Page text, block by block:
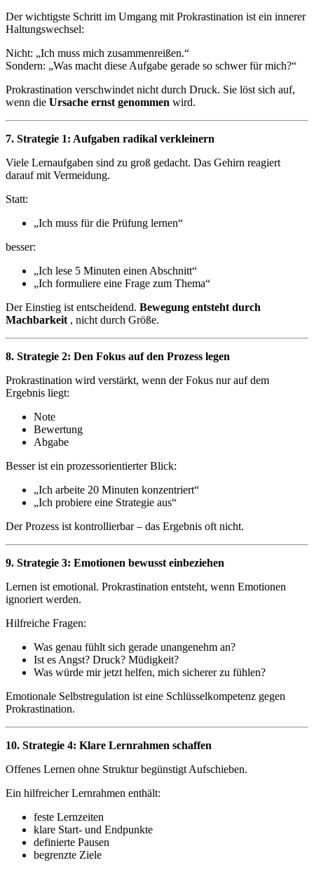
Der wichtigste Schritt im Umgang mit Prokrastination ist ein innerer
Haltungswechsel:
Nicht: „Ich muss mich zusammenreißen.“
Sondern: „Was macht diese Aufgabe gerade so schwer für mich?“
Prokrastination verschwindet nicht durch Druck. Sie löst sich auf,
wenn die Ursache ernst genommen wird.
7. Strategie 1: Aufgaben radikal verkleinern
Viele Lernaufgaben sind zu groß gedacht. Das Gehirn reagiert
darauf mit Vermeidung.
Statt:
„Ich muss für die Prüfung lernen“
besser:
„Ich lese 5 Minuten einen Abschnitt“
„Ich formuliere eine Frage zum Thema“
Der Einstieg ist entscheidend. Bewegung entsteht durch
Machbarkeit , nicht durch Größe.
8. Strategie 2: Den Fokus auf den Prozess legen
Prokrastination wird verstärkt, wenn der Fokus nur auf dem
Ergebnis liegt:
Note
Bewertung
Abgabe
Besser ist ein prozessorientierter Blick:
„Ich arbeite 20 Minuten konzentriert“
„Ich probiere eine Strategie aus“
Der Prozess ist kontrollierbar – das Ergebnis oft nicht.
9. Strategie 3: Emotionen bewusst einbeziehen
Lernen ist emotional. Prokrastination entsteht, wenn Emotionen
ignoriert werden.
Hilfreiche Fragen:
Was genau fühlt sich gerade unangenehm an?
Ist es Angst? Druck? Müdigkeit?
Was würde mir jetzt helfen, mich sicherer zu fühlen?
Emotionale Selbstregulation ist eine Schlüsselkompetenz gegen
Prokrastination.
10. Strategie 4: Klare Lernrahmen schaffen
Offenes Lernen ohne Struktur begünstigt Aufschieben.
Ein hilfreicher Lernrahmen enthält:
feste Lernzeiten
klare Start- und Endpunkte
definierte Pausen
begrenzte Ziele